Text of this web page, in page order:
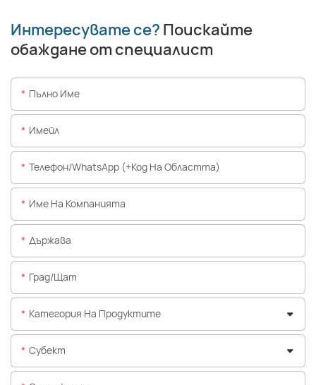
Интересувате се? Поискайте
обаждане от специалист
Пълно Име
Имейл
Телефон/WhatsApp (+Код На Областта)
Име На Компанията
Държава
Град/щат
Категория На Продуктите
Субект